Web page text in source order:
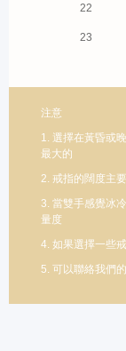
22
23
注意
1. 選擇在黃昏或
最大的
2. 戒指的闊度主
3. 當雙手感覺冰
量度
4. 如果選擇一些
5. 可以聯絡我們